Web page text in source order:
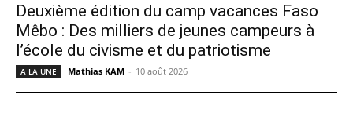
Deuxième édition du camp vacances Faso
Mêbo : Des milliers de jeunes campeurs à
l’école du civisme et du patriotisme
A LA UNE Mathias KAM - 10 août 2026